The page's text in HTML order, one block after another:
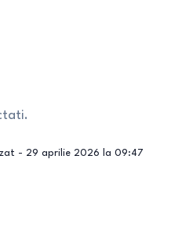
- 29 aprilie 2026 la 09:47